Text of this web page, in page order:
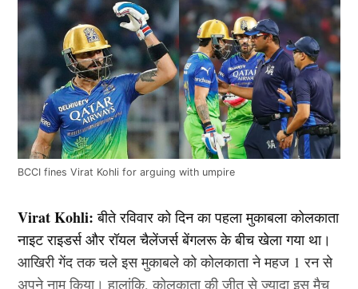
BCCI fines Virat Kohli for arguing with umpire
Virat Kohli: बीते रविवार को दिन का पहला मुकाबला कोलकाता
नाइट राइडर्स और रॉयल चैलेंजर्स बेंगलरू के बीच खेला गया था।
आखिरी गेंद तक चले इस मुकाबले को कोलकाता ने महज 1 रन से
अपने नाम किया। हालांकि, कोलकाता की जीत से ज्यादा इस मैच